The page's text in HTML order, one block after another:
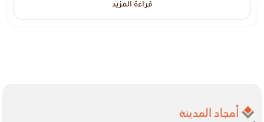
قراءة المزيد